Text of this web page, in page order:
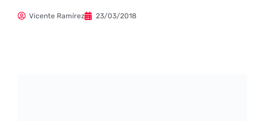
Vicente Ramírez 23/03/2018